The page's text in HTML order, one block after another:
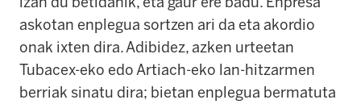
askotan enplegua sortzen ari da eta akordio
onak ixten dira. Adibidez, azken urteetan
Tubacex-eko edo Artiach-eko lan-hitzarmen
berriak sinatu dira; bietan enplegua bermatuta